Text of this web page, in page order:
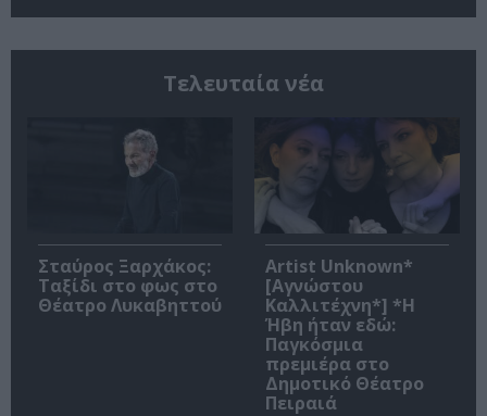
Τελευταία νέα
Σταύρος Ξαρχάκος:
Ταξίδι στο φως στο
Θέατρο Λυκαβηττού
Artist Unknown*
[Αγνώστου
Καλλιτέχνη*] *Η
Ήβη ήταν εδώ:
Παγκόσμια
πρεμιέρα στο
Δημοτικό Θέατρο
Πειραιά